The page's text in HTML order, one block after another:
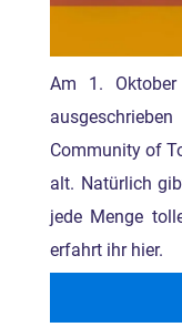
Am 1.
Community of
alt. Natürlich
jede Menge
erfahrt ihr hier.